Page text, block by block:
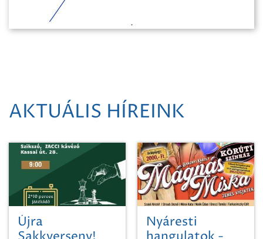
AKTUÁLIS HÍREINK
Újra
Nyáresti